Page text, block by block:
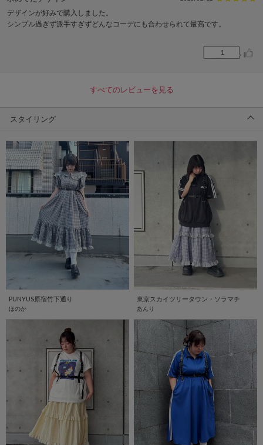
デザインが好みで購入しました。
シンプル過ぎず派手すぎずどんなコーデにも合わせられて最高です。
1
すべてのレビューを見る
スタイリング
PUNYUS原宿竹下通り
ほのか
東京スカイツリータウン・ソラマチ
あんり